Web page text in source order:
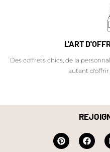
L'ART
Des coffrets chics, de la
autant d'offrir